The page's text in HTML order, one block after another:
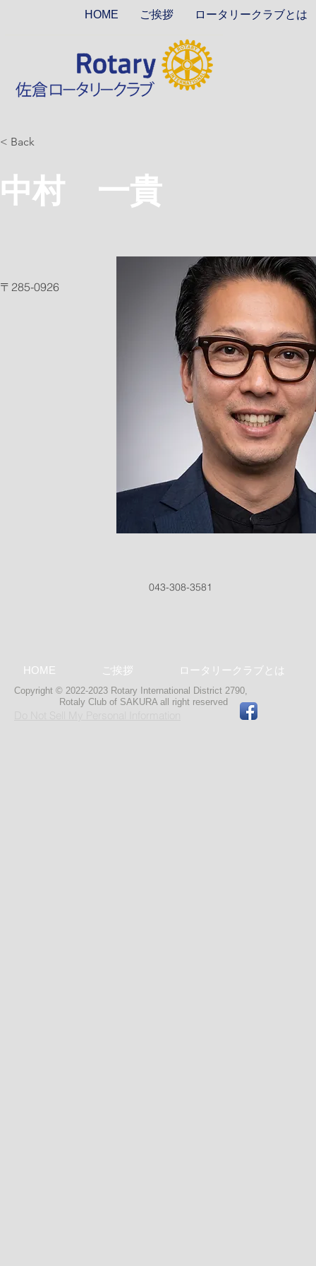
HOME ご挨拶 ロータリークラブとは
< Back
中村 一貴
〒285-0926
043-308-3581
HOME ご挨拶 ロータリークラブとは
Copyright © 2022-2023 Rotary International District 2790,
Rotaly Club of SAKURA all right reserved